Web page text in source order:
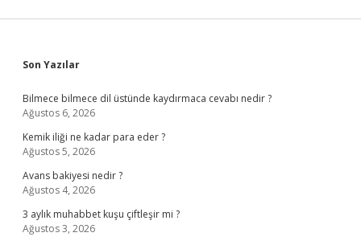
Sidebar
Son Yazılar
Bilmece bilmece dil üstünde kaydırmaca cevabı nedir ?
Ağustos 6, 2026
Kemik iliği ne kadar para eder ?
Ağustos 5, 2026
Avans bakiyesi nedir ?
Ağustos 4, 2026
3 aylık muhabbet kuşu çiftleşir mi ?
Ağustos 3, 2026